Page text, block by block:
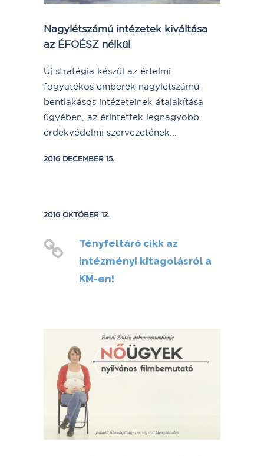
Nagylétszámú intézetek kiváltása
az ÉFOÉSZ nélkül
Új stratégia készül az értelmi
fogyatékos emberek nagylétszámú
bentlakásos intézeteinek átalakítása
ügyében, az érintettek legnagyobb
érdekvédelmi szervezetének...
2016 DECEMBER 15.
2016 OKTÓBER 12.
Tényfeltáró cikk az
intézményi kitagolásról a
KM-en!